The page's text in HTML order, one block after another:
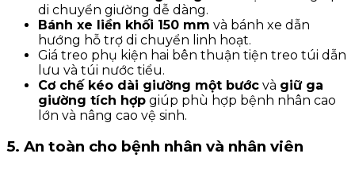
di chuyển giường dễ dàng.
Bánh xe liền khối 150 mm và bánh xe dẫn
hướng hỗ trợ di chuyển linh hoạt.
Giá treo phụ kiện hai bên thuận tiện treo túi dẫn
lưu và túi nước tiểu.
Cơ chế kéo dài giường một bước và giữ ga
giường tích hợp giúp phù hợp bệnh nhân cao
lớn và nâng cao vệ sinh.
5. An toàn cho bệnh nhân và nhân viên